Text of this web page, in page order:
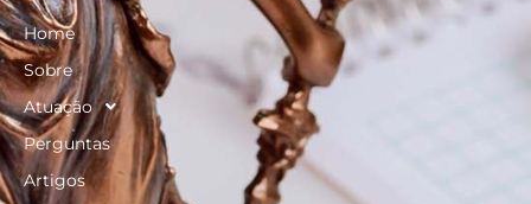
Home
Sobre
Atuação
Perguntas
Artigos